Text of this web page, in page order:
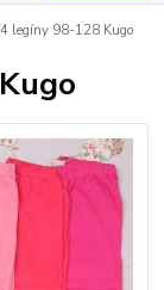
legíny 98-128 Kugo